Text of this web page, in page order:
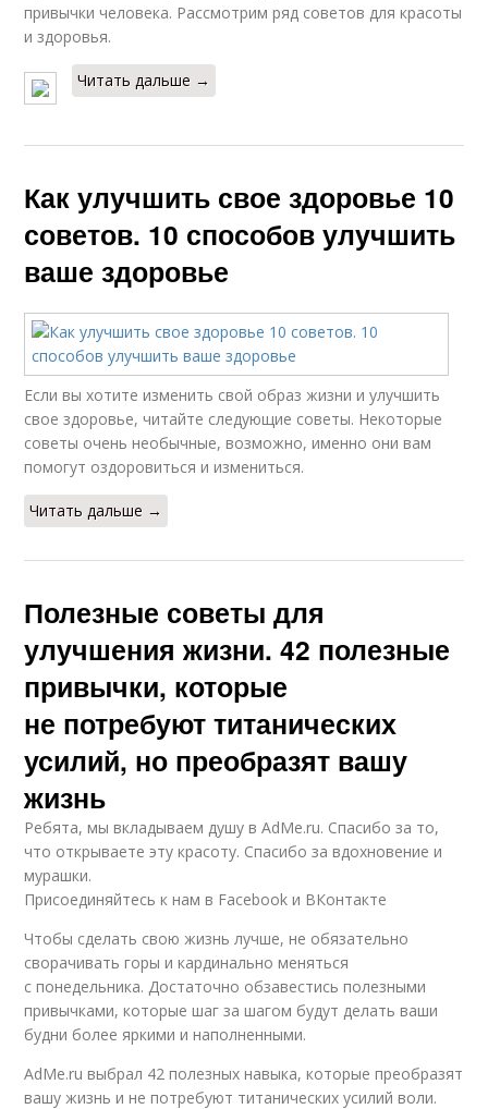
привычки человека. Рассмотрим ряд советов для красоты
и здоровья.
Читать дальше →
Как улучшить свое здоровье 10
советов. 10 способов улучшить
ваше здоровье
Если вы хотите изменить свой образ жизни и улучшить
свое здоровье, читайте следующие советы. Некоторые
советы очень необычные, возможно, именно они вам
помогут оздоровиться и измениться.
Читать дальше →
Полезные советы для
улучшения жизни. 42 полезные
привычки, которые
не потребуют титанических
усилий, но преобразят вашу
жизнь
Ребята, мы вкладываем душу в AdMe.ru. Cпасибо за то,
что открываете эту красоту. Спасибо за вдохновение и
мурашки.
Присоединяйтесь к нам в Facebook и ВКонтакте
Чтобы сделать свою жизнь лучше, не обязательно
сворачивать горы и кардинально меняться
с понедельника. Достаточно обзавестись полезными
привычками, которые шаг за шагом будут делать ваши
будни более яркими и наполненными.
AdMe.ru выбрал 42 полезных навыка, которые преобразят
вашу жизнь и не потребуют титанических усилий воли.